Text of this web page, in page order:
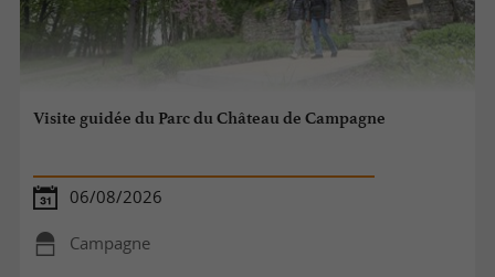
Visite guidée du Parc du Château de Campagne
06/08/2026
Campagne